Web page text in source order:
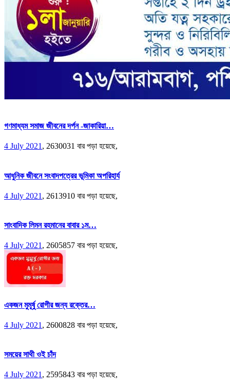
গণমাধ্যম সমাজ জীবনের দর্পন -জাকারিয়া…
4 July 2021 , 2630031 বার পড়া হয়েছে,
আধুনিক জীবনে সংবাদপত্রের ভূমিকা অপরিহার্য
4 July 2021 , 2613910 বার পড়া হয়েছে,
সাংবাদিক লিমন রহমানের বাবার ১ম…
4 July 2021, 2605857 বার পড়া হয়েছে,
একজন মুমূর্ষু রোগীর জন্য রক্তের…
4 July 2021 , 2600828 বার পড়া হয়েছে,
সময়ের সাথী ওই চাঁদ
4 July 2021, 2595843 বার পড়া হয়েছে,